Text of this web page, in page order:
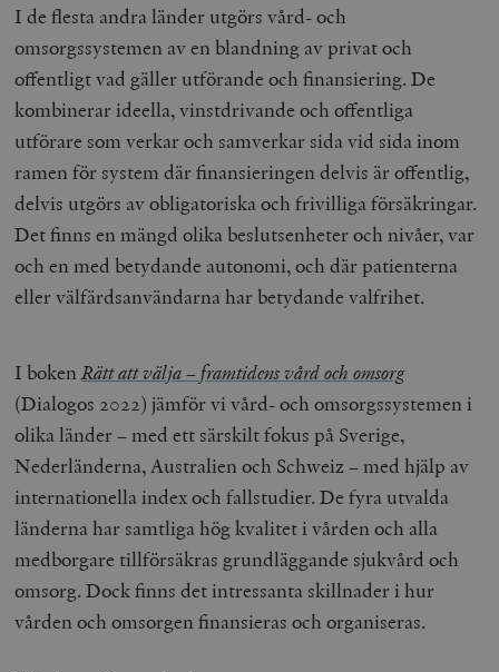
I de flesta andra länder utgörs vård- och
omsorgssystemen av en blandning av privat och
offentligt vad gäller utförande och finansiering. De
kombinerar ideella, vinstdrivande och offentliga
utförare som verkar och samverkar sida vid sida inom
ramen för system där finansieringen delvis är offentlig,
delvis utgörs av obligatoriska och frivilliga försäkringar.
Det finns en mängd olika beslutsenheter och nivåer, var
och en med betydande autonomi, och där patienterna
eller välfärdsanvändarna har betydande valfrihet.
I bokenRätt att välja – framtidens vård och omsorg
(Dialogos 2022) jämför vi vård- och omsorgssystemen i
olika länder – med ett särskilt fokus på Sverige,
Nederländerna, Australien och Schweiz – med hjälp av
internationella index och fallstudier. De fyra utvalda
länderna har samtliga hög kvalitet i vården och alla
medborgare tillförsäkras grundläggande sjukvård och
omsorg. Dock finns det intressanta skillnader i hur
vården och omsorgen finansieras och organiseras.